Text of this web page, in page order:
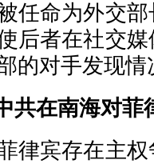
任命为外交
后者在社交
的对手发现
共在南海对菲
律宾存在主